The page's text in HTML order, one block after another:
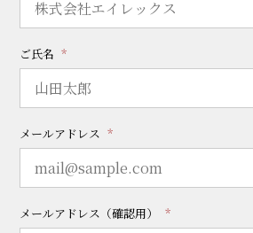
ご氏名
メールアドレス
メールアドレス（確認用）